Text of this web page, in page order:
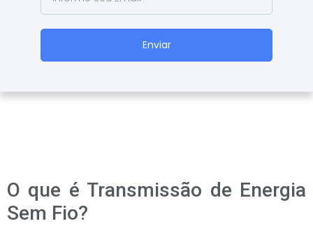
Enviar
O que é Transmissão de Energia
Sem Fio?